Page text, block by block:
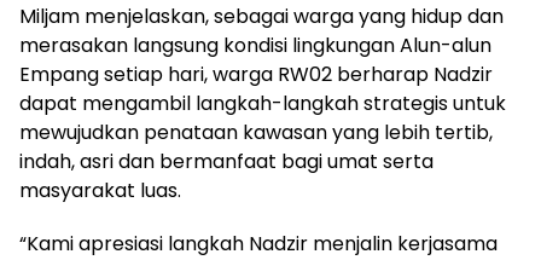
Miljam menjelaskan, sebagai warga yang hidup dan
merasakan langsung kondisi lingkungan Alun-alun
Empang setiap hari, warga RW02 berharap Nadzir
dapat mengambil langkah-langkah strategis untuk
mewujudkan penataan kawasan yang lebih tertib,
indah, asri dan bermanfaat bagi umat serta
masyarakat luas.
“Kami apresiasi langkah Nadzir menjalin kerjasama